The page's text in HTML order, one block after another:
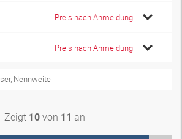
Preis nach Anmeldung
Preis nach Anmeldung
Nennweite
Zeigt 10 von 11 an